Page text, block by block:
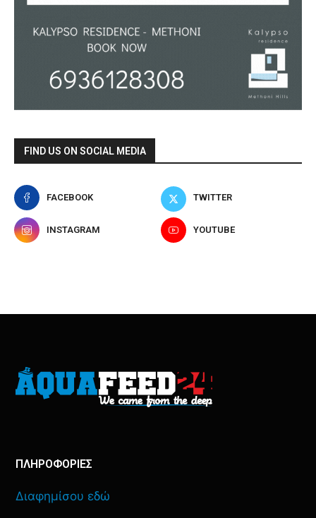
FIND US ON SOCIAL MEDIA
FACEBOOK TWITTER
INSTAGRAM YOUTUBE
ΠΛΗΡΟΦΟΡΙΕΣ
Διαφημίσου εδώ